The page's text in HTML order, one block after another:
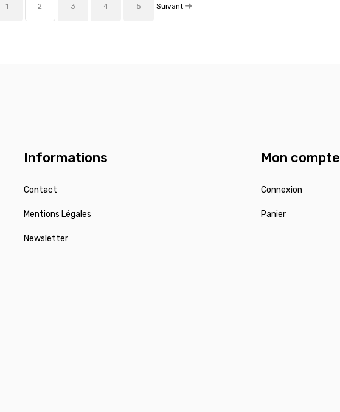
1 2 3 4 5 Suivant
Informations
Contact
Mentions Légales
Newsletter
Mon compte
Connexion
Panier